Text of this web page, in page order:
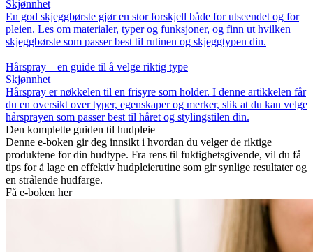
Skjønnhet
En god skjeggbørste gjør en stor forskjell både for utseendet og for
pleien. Les om materialer, typer og funksjoner, og finn ut hvilken
skjeggbørste som passer best til rutinen og skjeggtypen din.
Hårspray – en guide til å velge riktig type
Skjønnhet
Hårspray er nøkkelen til en frisyre som holder. I denne artikkelen får
du en oversikt over typer, egenskaper og merker, slik at du kan velge
hårsprayen som passer best til håret og stylingstilen din.
Den komplette guiden til hudpleie
Denne e-boken gir deg innsikt i hvordan du velger de riktige
produktene for din hudtype. Fra rens til fuktighetsgivende, vil du få
tips for å lage en effektiv hudpleierutine som gir synlige resultater og
en strålende hudfarge.
Få e-boken her